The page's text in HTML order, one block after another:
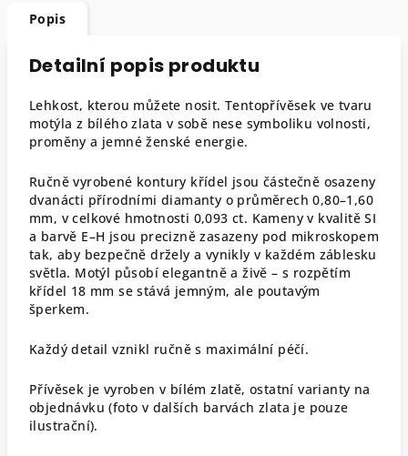
Popis
Detailní popis produktu
Lehkost, kterou můžete nosit. Tentopřívěsek ve tvaru
motýla z bílého zlata v sobě nese symboliku volnosti,
proměny a jemné ženské energie.
Ručně vyrobené kontury křídel jsou částečně osazeny
dvanácti přírodními diamanty o průměrech 0,80–1,60
mm, v celkové hmotnosti 0,093 ct. Kameny v kvalitě SI
a barvě E–H jsou precizně zasazeny pod mikroskopem
tak, aby bezpečně držely a vynikly v každém záblesku
světla. Motýl působí elegantně a živě – s rozpětím
křídel 18 mm se stává jemným, ale poutavým
šperkem.
Každý detail vznikl ručně s maximální péčí.
Přívěsek je vyroben v bílém zlatě, ostatní varianty na
objednávku (foto v dalších barvách zlata je pouze
ilustrační).